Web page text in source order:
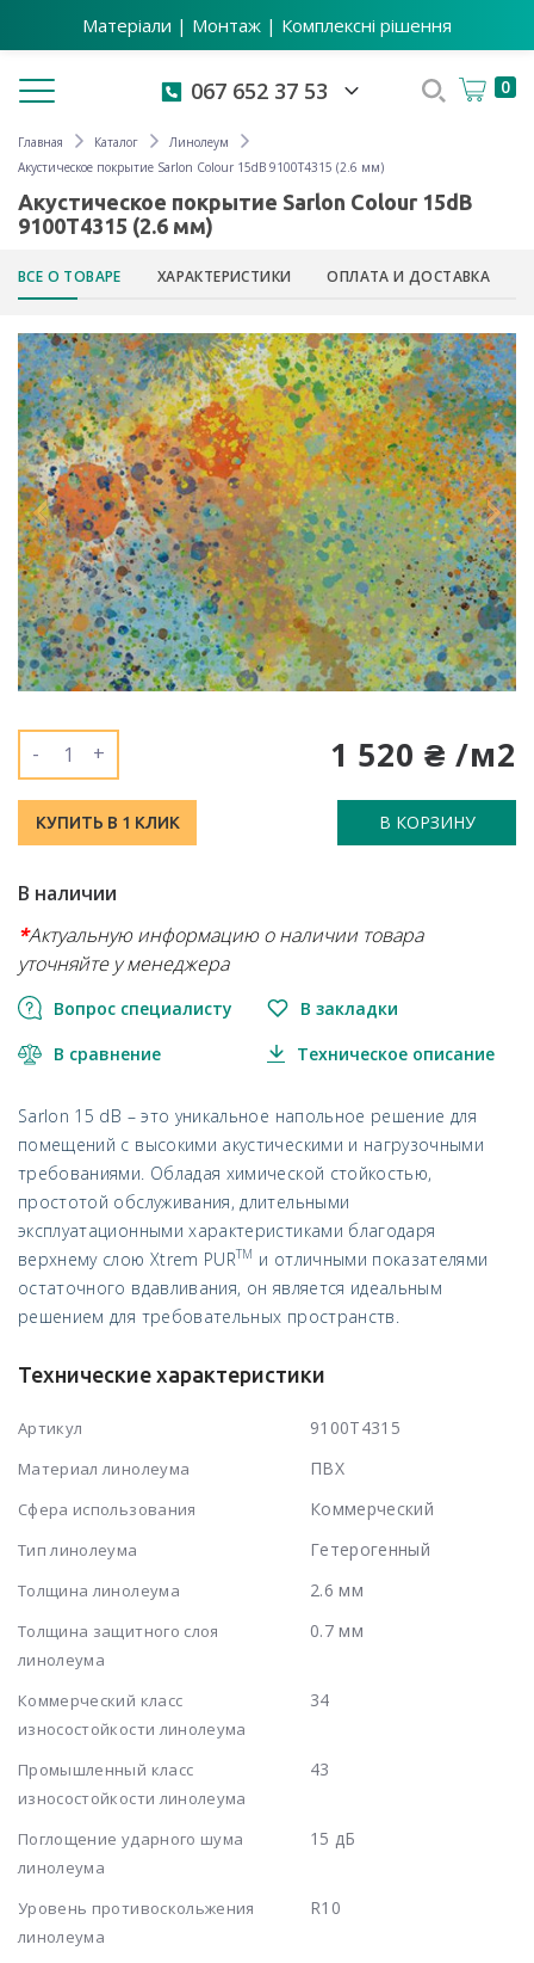
Матеріали | Монтаж | Комплексні рішення
Toggle navigation 067 652 37 53 0
Главная Каталог
Линолеум
Акустическое покрытие Sarlon Colour 15dB 9100T4315 (2.6 мм)
Акустическое покрытие Sarlon Colour 15dB
9100T4315 (2.6 мм)
ВСЕ О ТОВАРЕ ХАРАКТЕРИСТИКИ ОПЛАТА И ДОСТАВКА
1 520 ₴ /м2
- +
КУПИТЬ В 1 КЛИК В КОРЗИНУ
В наличии
*Актуальную информацию о наличии товара
уточняйте у менеджера
Вопрос специалисту В закладки
В сравнение Техническое описание
Sarlon 15 dB – это уникальное напольное решение для
помещений с высокими акустическими и нагрузочными
требованиями. Обладая химической стойкостью,
простотой обслуживания, длительными
эксплуатационными характеристиками благодаря
верхнему слою Xtrem PURTM и отличными показателями
остаточного вдавливания, он является идеальным
решением для требовательных пространств.
Технические характеристики
Артикул 9100T4315
Материал линолеума ПВХ
Сфера использования Коммерческий
Тип линолеума Гетерогенный
Толщина линолеума 2.6 мм
Толщина защитного слоя
линолеума
0.7 мм
Коммерческий класс
износостойкости линолеума
34
Промышленный класс
износостойкости линолеума
43
Поглощение ударного шума
линолеума
15 дБ
Уровень противоскольжения
линолеума
R10